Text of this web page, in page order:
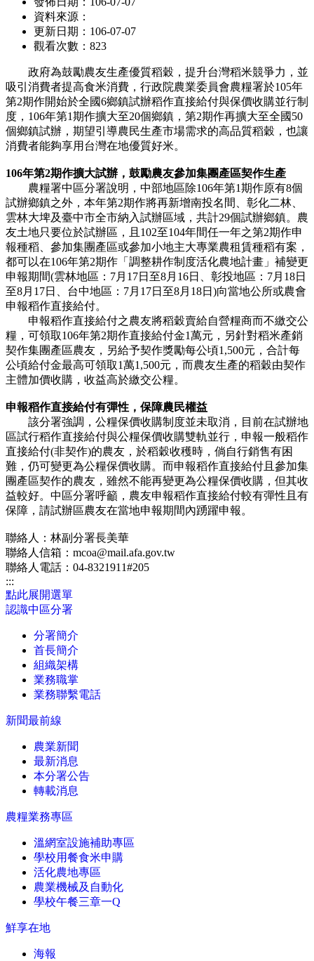
資料來源：
更新日期：106-07-07
觀看次數：823
政府為鼓勵農友生產優質稻穀，提升台灣稻米競爭力，並
吸引消費者提高食米消費，行政院農業委員會農糧署於105年
第2期作開始於全國6鄉鎮試辦稻作直接給付與保價收購並行制
度，106年第1期作擴大至20個鄉鎮，第2期作再擴大至全國50
個鄉鎮試辦，期望引導農民生產市場需求的高品質稻穀，也讓
消費者能夠享用台灣在地優質好米。
106年第2期作擴大試辦，鼓勵農友參加集團產區契作生產
農糧署中區分署說明，中部地區除106年第1期作原有8個
試辦鄉鎮之外，本年第2期作將再新增南投名間、彰化二林、
雲林大埤及臺中市全市納入試辦區域，共計29個試辦鄉鎮。農
友土地只要位於試辦區，且102至104年間任一年之第2期作申
報種稻、參加集團產區或參加小地主大專業農租賃種稻有案，
都可以在106年第2期作「調整耕作制度活化農地計畫」補變更
申報期間(雲林地區：7月17日至8月16日、彰投地區：7月18日
至8月17日、台中地區：7月17日至8月18日)向當地公所或農會
申報稻作直接給付。
申報稻作直接給付之農友將稻穀賣給自營糧商而不繳交公
糧，可領取106年第2期作直接給付金1萬元，另針對稻米產銷
契作集團產區農友，另給予契作獎勵每公頃1,500元，合計每
公頃給付金最高可領取1萬1,500元，而農友生產的稻穀由契作
主體加價收購，收益高於繳交公糧。
申報稻作直接給付有彈性，保障農民權益
該分署強調，公糧保價收購制度並未取消，目前在試辦地
區試行稻作直接給付與公糧保價收購雙軌並行，申報一般稻作
直接給付(非契作)的農友，於稻穀收穫時，倘自行銷售有困
難，仍可變更為公糧保價收購。而申報稻作直接給付且參加集
團產區契作的農友，雖然不能再變更為公糧保價收購，但其收
益較好。中區分署呼籲，農友申報稻作直接給付較有彈性且有
保障，請試辦區農友在當地申報期間內踴躍申報。
聯絡人：林副分署長美華
聯絡人信箱：mcoa@mail.afa.gov.tw
聯絡人電話：04-8321911#205
:::
點此展開選單
認識中區分署
分署簡介
首長簡介
組織架構
業務職掌
業務聯繫電話
新聞最前線
農業新聞
最新消息
本分署公告
轉載消息
農糧業務專區
溫網室設施補助專區
學校用餐食米申購
活化農地專區
農業機械及自動化
學校午餐三章一Q
鮮享在地
海報